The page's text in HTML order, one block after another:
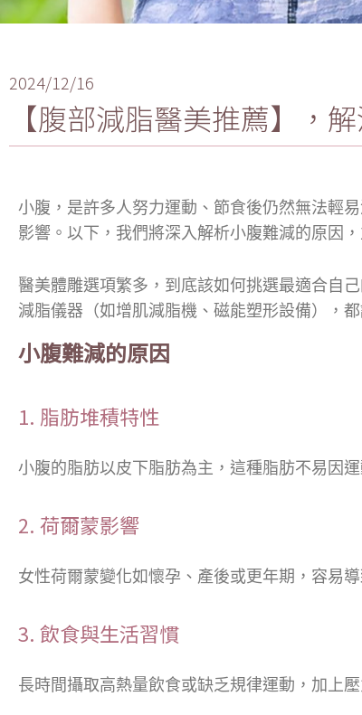
2024/12/16
【腹部減脂醫美推薦】，
小腹，是許多人努力運動、節食後仍然無法輕
影響。以下，我們將深入解析小腹難減的原因
醫美體雕選項繁多，到底該如何挑選最適合自
減脂儀器（如增肌減脂機、磁能塑形設備），都
小腹難減的原因
1. 脂肪堆積特性
小腹的脂肪以皮下脂肪為主，這種脂肪不易因
2. 荷爾蒙影響
女性荷爾蒙變化如懷孕、產後或更年期，容易
3. 飲食與生活習慣
長時間攝取高熱量飲食或缺乏規律運動，加上